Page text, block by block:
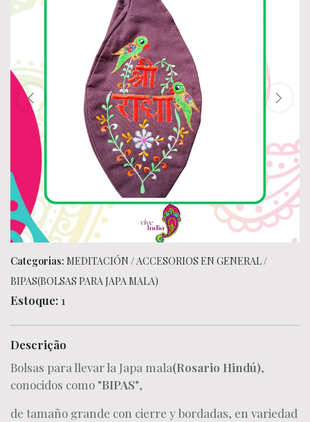
Categorias: MEDITACIÓN /ACCESORIOS EN GENERAL/
BIPAS(BOLSAS PARA JAPA MALA)
Estoque: 1
Descrição
Bolsas para llevar la Japa mala(Rosario Hindú),
conocidos como "BIPAS",
de tamaño grande con cierre y bordadas, en variedad